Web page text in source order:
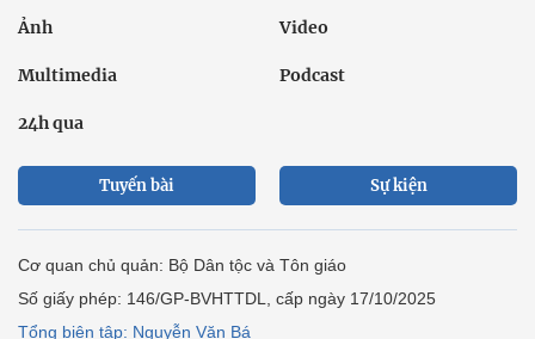
Ảnh Video
Multimedia Podcast
24h qua
Tuyến bài Sự kiện
Cơ quan chủ quản: Bộ Dân tộc và Tôn giáo
Số giấy phép: 146/GP-BVHTTDL, cấp ngày 17/10/2025
Tổng biên tập: Nguyễn Văn Bá